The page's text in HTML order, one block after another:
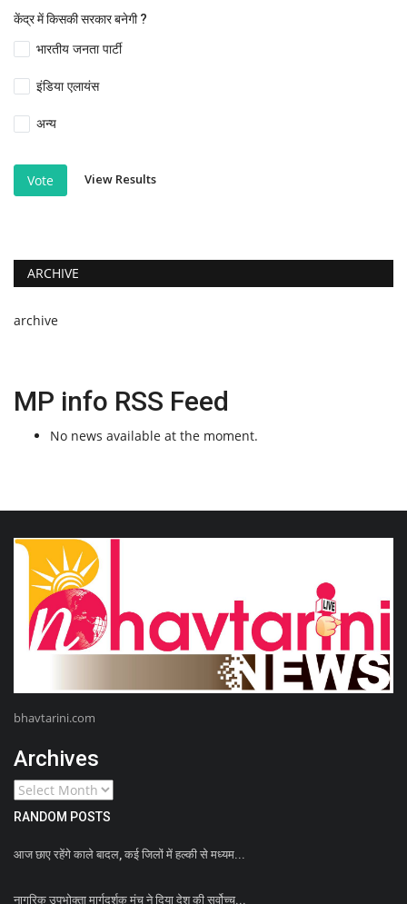
केंद्र में किसकी सरकार बनेगी ?
भारतीय जनता पार्टी
इंडिया एलायंस
अन्य
Vote View Results
ARCHIVE
archive
MP info RSS Feed
No news available at the moment.
bhavtarini.com
Archives
RANDOM POSTS
आज छाए रहेंगे काले बादल, कई जिलों में हल्‍की से मध्‍यम...
नागरिक उपभोक्ता मार्गदर्शक मंच ने दिया देश की सर्वोच्च...